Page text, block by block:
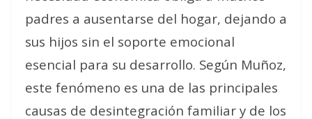
padres a ausentarse del hogar, dejando a
sus hijos sin el soporte emocional
esencial para su desarrollo. Según Muñoz,
este fenómeno es una de las principales
causas de desintegración familiar y de los